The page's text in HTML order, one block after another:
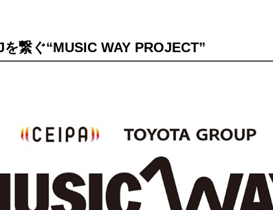
を繋ぐ“MUSIC WAY PROJECT”